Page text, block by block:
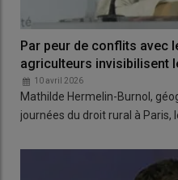
Par peur de conflits avec
agriculteurs invisibilisent
10 avril 2026
Mathilde Hermelin-Burnol,
journées du droit rural à Paris,